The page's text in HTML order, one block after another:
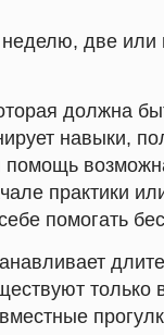
неделю, две
должна
навыки,
практики
помогать
только